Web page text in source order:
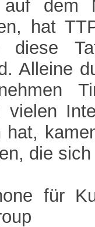
dem
hat
diese
Alleine
vielen
hat,
die
für